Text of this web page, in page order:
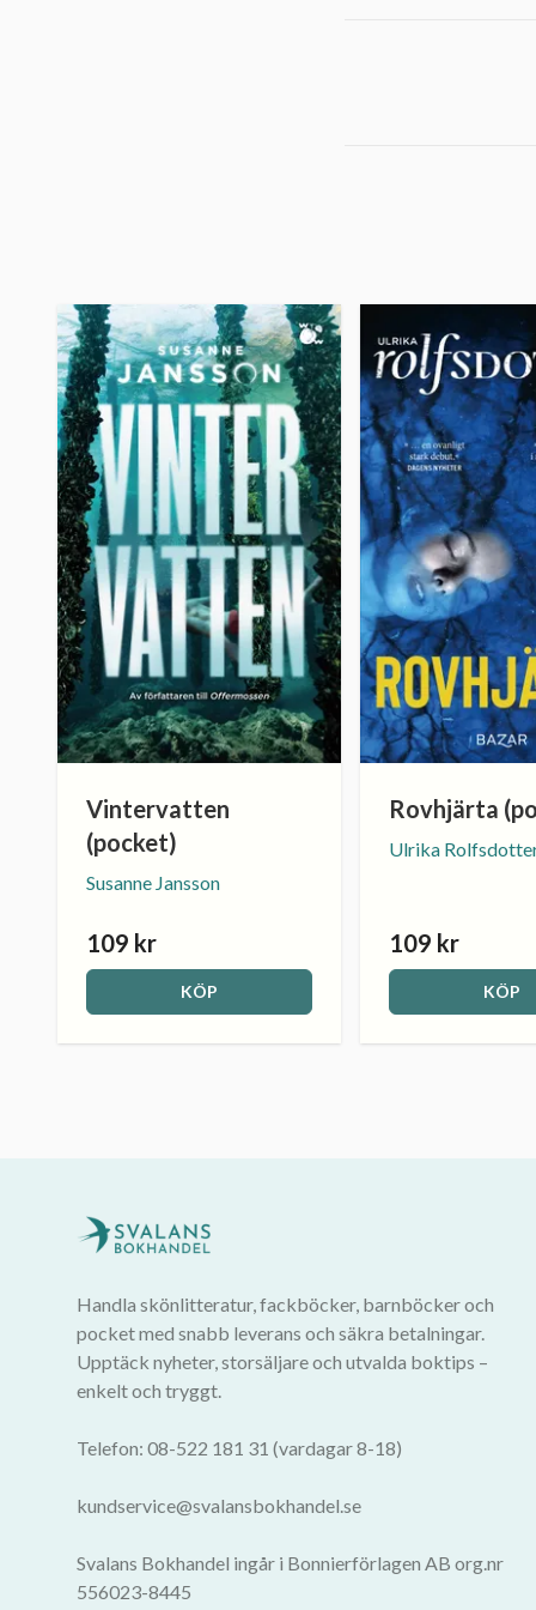
Vintervatten
(pocket)
Susanne Jansson
109 kr
KÖP
Rovhjärta
Ulrika
109 kr
KÖP
Handla skönlitteratur, fackböcker, barnböcker och
pocket med snabb leverans och säkra betalningar.
Upptäck nyheter, storsäljare och utvalda boktips –
enkelt och tryggt.
Telefon: 08-522 181 31 (vardagar 8-18)
kundservice@svalansbokhandel.se
Svalans Bokhandel ingår i Bonnierförlagen AB org.nr
556023-8445